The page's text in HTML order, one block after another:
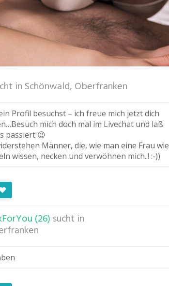
in Schönwald, Oberfranken
Profil besuchst – ich freue mich jetzt dich
mich doch mal im Livechat und laß
passiert 😉
Männer, die, wie man eine Frau wie
wissen, necken und verwöhnen mich..! :-))
(26) sucht in